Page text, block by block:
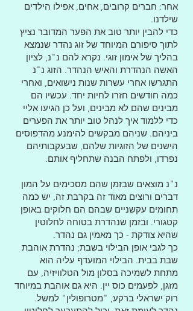
אחר: חברים קרובים, אחים, אפילו הילדים
שילדנו.
כדי להבין יותר טוב את הפער המדובר נציץ
לתוך סיפורם המיוחד של זוג נהדר שנמצא
בהליך של אימון זוגי. נקרא להם נ"נ, לציון
האשה הנהדרת והאיש הנהדר. הזוג נ"נ
התגרשו אחרי עשרות שנות נישואים, ואחרי
כמה חודשים חזרו לחיות יחד. עכשיו הם
מבינים שהם לא מבינים, ועל כן הגיעו אליי
כדי ללמוד איך לנהל טוב יותר את הפערים
ביניהם. שניהם מבקשים להימנע מהדפוסים
הישנים של הזוגיות שלהם, שבעקבותיהם
נפרדו, ולפתח הבנה שתחליף אותם.
נ"נ מוצאים שבזמן שהם מסכימים על המון
דברים ורוצים מאוד זה בקרבת זה, יש כמה
תחומים עקשניים שבהם הם חלוקים באופן
קטגורי. ובזמן שנהדרת בטוחה לחלוטין
שהיא צודקת - כך מאמין גם נהדר.
כך לגבי אופן הבילוי בשבת; נהדרת אוהבת
שבת בבית. הבילוי המועדף עליה הוא
מתחת לשמיכה בסלון מול הטלוויזיה, עם
מזגן, לפעמים כוס יין. היא גם אוהבת במיוחד
רוק ישראלי ברקע, "מטרופולין" למשל.